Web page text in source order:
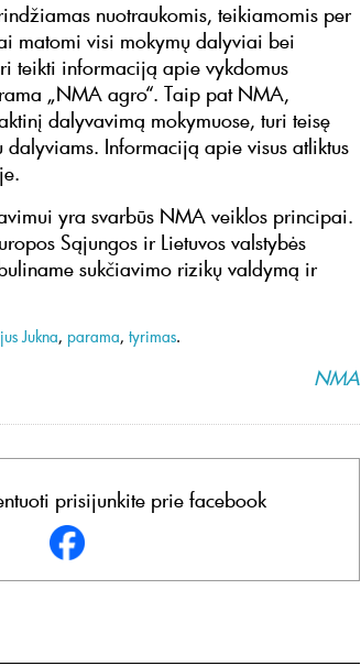
nuotraukomis, teikiamomis per
matomi visi mokymų dalyviai bei
teikti informaciją apie vykdomus
„NMA agro“. Taip pat NMA,
dalyvavimą mokymuose, turi teisę
Informaciją apie visus atliktus
yra svarbūs NMA veiklos principai.
Sąjungos ir Lietuvos valstybės
sukčiavimo rizikų valdymą ir
Jukna, parama, tyrimas.
NMA
prisijunkite prie facebook